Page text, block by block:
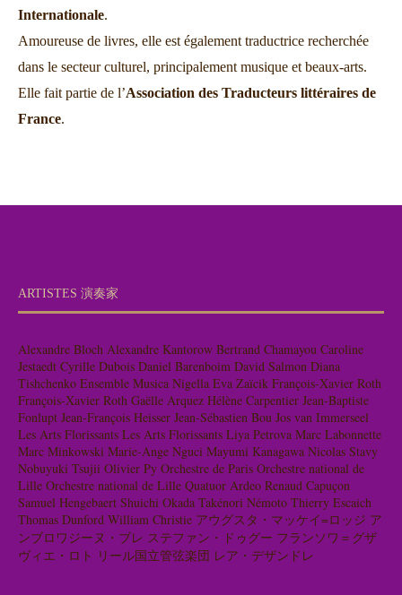
Internationale.
Amoureuse de livres, elle est également traductrice recherchée
dans le secteur culturel, principalement musique et beaux-arts.
Elle fait partie de l’Association des Traducteurs littéraires de
France.
ARTISTES 演奏家
Alexandre Bloch Alexandre Kantorow Bertrand Chamayou Caroline
Jestaedt Cyrille Dubois Daniel Barenboim David Salmon Diana
Tishchenko Ensemble Musica Nigella Eva Zaïcik François-Xavier Roth
François-Xavier Roth Gaëlle Arquez Hélène Carpentier Jean-Baptiste
Fonlupt Jean-François Heisser Jean-Sébastien Bou Jos van Immerseel
Les Arts Florissants Les Arts Florissants Liya Petrova Marc Labonnette
Marc Minkowski Marie-Ange Nguci Mayumi Kanagawa Nicolas Stavy
Nobuyuki Tsujii Olivier Py Orchestre de Paris Orchestre national de
Lille Orchestre national de Lille Quatuor Ardeo Renaud Capuçon
Samuel Hengebaert Shuichi Okada Takénori Némoto Thierry Escaich
Thomas Dunford William Christie アウグスタ・マッケイ=ロッジ ア
ンブロワジーヌ・ブレ ステファン・ドゥグー フランソワ＝グザ
ヴィエ・ロト リール国立管弦楽団 レア・デザンドレ